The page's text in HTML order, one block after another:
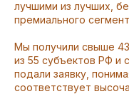
лучшими из лучших,
премиального
Мы получили свыше
из 55 субъектов РФ и
подали заявку,
соответствует